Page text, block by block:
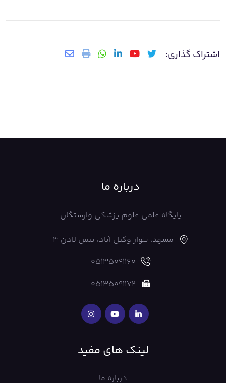
اشتراک گذاری:
درباره ما
پایگاه علمی علوم پزشکی وارستگان
مشهد، بلوار وکیل آباد، نبش لادن 3
05135091160
05135091172
لینک های مفید
درباره ما